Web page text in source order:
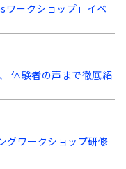
ワークショップ」イベ
体験者の声まで徹底紹
グワークショップ研修